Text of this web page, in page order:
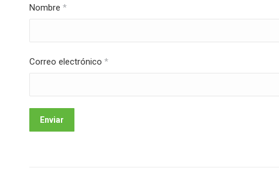
Nombre *
Correo electrónico *